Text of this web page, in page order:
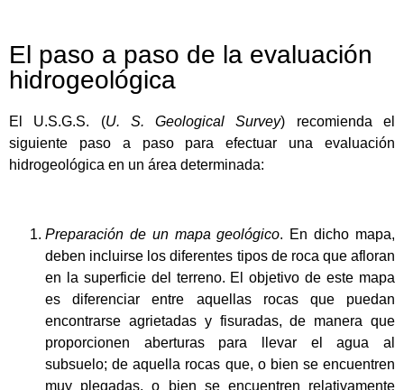
El paso a paso de la evaluación
hidrogeológica
El U.S.G.S. (U. S. Geological Survey) recomienda el
siguiente paso a paso para efectuar una evaluación
hidrogeológica en un área determinada:
Preparación de un mapa geológico. En dicho mapa,
deben incluirse los diferentes tipos de roca que afloran
en la superficie del terreno. El objetivo de este mapa
es diferenciar entre aquellas rocas que puedan
encontrarse agrietadas y fisuradas, de manera que
proporcionen aberturas para llevar el agua al
subsuelo; de aquella rocas que, o bien se encuentren
muy plegadas, o bien se encuentren relativamente